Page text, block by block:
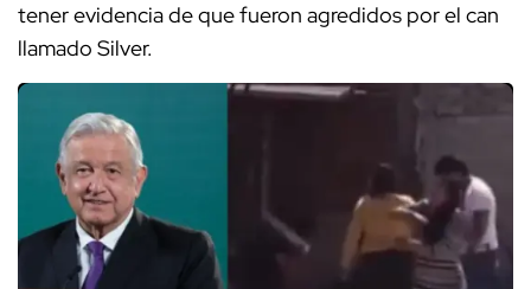
tener evidencia de que fueron agredidos por el can
llamado Silver.